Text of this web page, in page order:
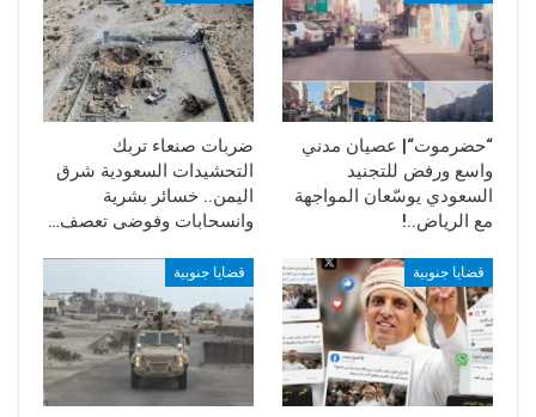
كما أن اتساع موجة الغضب الشعبي يعكس تنامي حالة الاحتقان
تجاه الانفلات الأمني وتراجع هيبة القانون، خصوصاً مع تكرار
حوادث الاعتداء والانتهاكات دون إجراءات رادعة أو محاكمات
حقيقية.
“حضرموت“| عصيان مدني
واسع ورفض للتجنيد
السعودي يوسّعان المواجهة
مع الرياض..!
ضربات صنعاء تربك
التحشيدات السعودية شرق
اليمن.. خسائر بشرية
وانسحابات وفوضى تعصف…
قضايا جنوبية قضايا جنوبية